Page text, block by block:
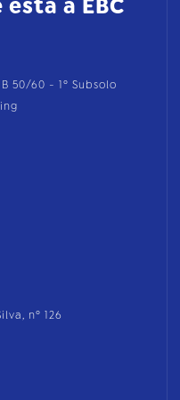
a EBC
50/60 - 1º Subsolo
nº 126